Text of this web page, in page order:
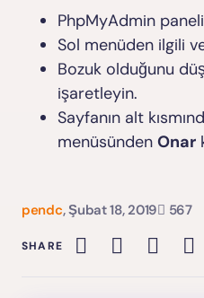
PhpMyAdmin
Sol menüden ilgili
Bozuk olduğunu
işaretleyin.
Sayfanın alt
menüsünden Onar
pendc, Şubat 18, 2019 567
SHARE